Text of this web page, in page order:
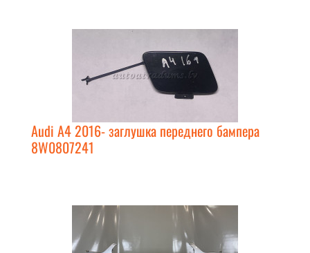
Audi A4 2016- заглушка переднего бампера
8W0807241